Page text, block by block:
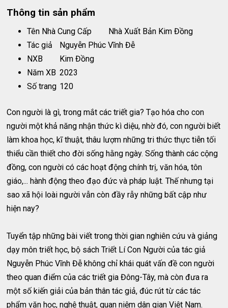
Thông tin sản phẩm
Tên Nhà Cung Cấp
Nhà Xuất Bản Kim Đồng
Tác giả
Nguyễn Phúc Vĩnh Đễ
NXB
Kim Đồng
Năm XB 2023
Số trang 120
Con người là gì, trong mắt các triết gia? Tạo hóa cho con
người một khả năng nhận thức kì diệu, nhờ đó, con người biết
làm khoa học, kĩ thuật, thâu lượm những tri thức thực tiễn tối
thiểu cần thiết cho đời sống hằng ngày. Sống thành các cộng
đồng, con người có các hoạt động chính trị, văn hóa, tôn
giáo,... hành động theo đạo đức và pháp luật. Thế nhưng tại
sao xã hội loài người vẫn còn đầy rẫy những bất cập như
hiện nay?
Tuyển tập những bài viết trong thời gian nghiên cứu và giảng
dạy môn triết học, bộ sách Triết Lí Con Người của tác giả
Nguyễn Phúc Vĩnh Đễ không chỉ khái quát vấn đề con người
theo quan điểm của các triết gia Đông-Tây, mà còn đưa ra
một số kiến giải của bản thân tác giả, đúc rút từ các tác
phẩm văn học, nghệ thuật, quan niệm dân gian Việt Nam.